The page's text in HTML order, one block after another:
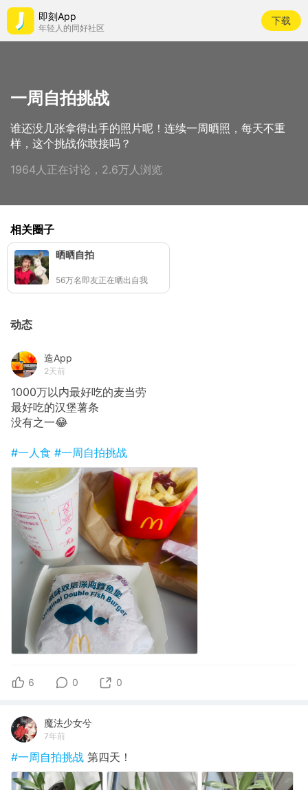
即刻App
年轻人的同好社区
下载
一周自拍挑战
谁还没几张拿得出手的照片呢！连续一周晒照，每天不重
样，这个挑战你敢接吗？
1964人正在讨论，2.6万人浏览
相关圈子
晒晒自拍
56万名即友正在晒出自我
动态
造App
2天前
1000万以内最好吃的麦当劳
最好吃的汉堡薯条
没有之一😂
#一人食 #一周自拍挑战
6 0 0
魔法少女兮
7年前
#一周自拍挑战 第四天！